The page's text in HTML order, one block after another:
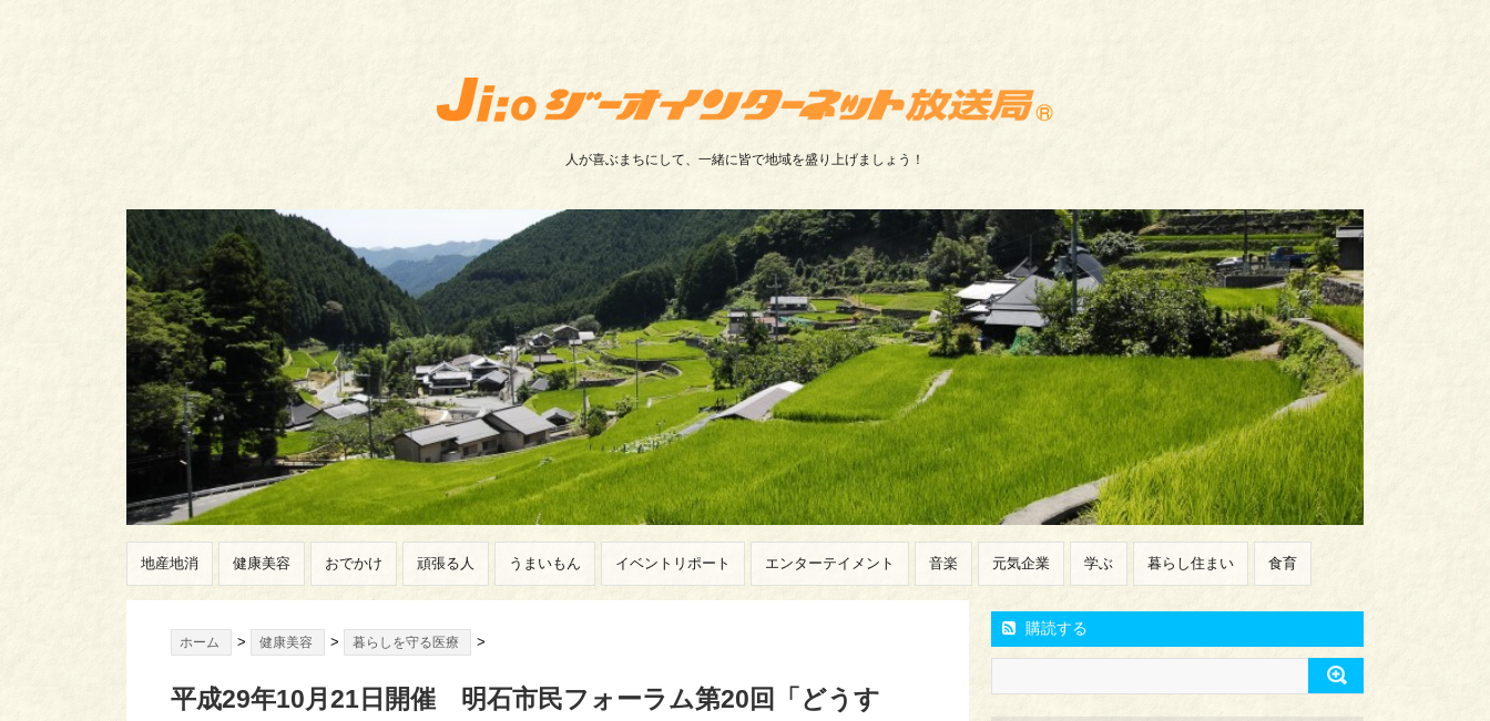
人が喜ぶまちにして、一緒に皆で地域を盛り上げましょう！
地産地消 健康美容 おでかけ 頑張る人 うまいもん イベントリポート エンターテイメント 音楽 元気企業 学ぶ 暮らし住まい 食育
ホーム > 健康美容 > 暮らしを守る医療 >
平成29年10月21日開催 明石市民フォーラム第20回「どうす
購読する